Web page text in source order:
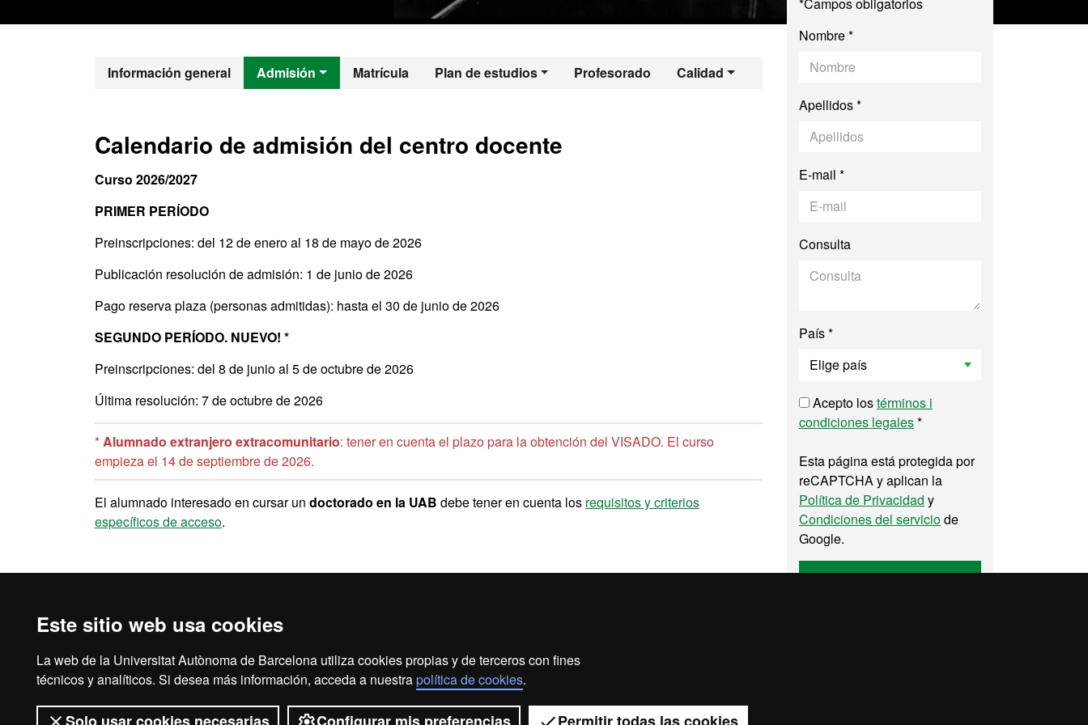
Este sitio web usa cookies
La web de la Universitat Autònoma de Barcelona utiliza cookies propias y de terceros con fines
técnicos y analíticos. Si desea más información, acceda a nuestrapolítica de cookies.
Información general Admisión Matrícula Plan de estudios Profesorado Calidad
Máster Oficial - Historia de la Ciencia: Historia,
Calendario de admisión del centro docente
Curso 2026/2027
PRIMER PERÍODO
Preinscripciones: del 12 de enero al 18 de mayo de 2026
Publicación resolución de admisión: 1 de junio de 2026
Pago reserva plaza (personas admitidas): hasta el 30 de junio de 2026
SEGUNDO PERÍODO. NUEVO! *
Preinscripciones: del 8 de junio al 5 de octubre de 2026
Última resolución: 7 de octubre de 2026
*Alumnado extranjero extracomunitario: tener en cuenta el plazo para la obtención del VISADO. El curso
empieza el 14 de septiembre de 2026.
El alumnado interesado en cursar un doctorado en la UAB debe tener en cuenta los requisitos y criterios
específicos de acceso.
Nombre *
Apellidos *
E-mail *
Consulta
País *
Acepto lostérminos i
condiciones legales*
Esta página está protegida por
reCAPTCHA y aplican la
Política de Privacidad y
Condiciones del serviciode
Google.
Enviar
Aviso legal Protección de datos Sobre el web Accesibilidad web
2026 Universitat Autònoma de Barcelona